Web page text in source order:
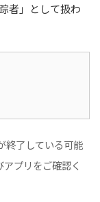
者」として扱わ
終了している可能
プリをご確認く